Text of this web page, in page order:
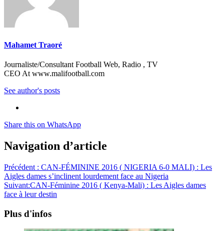
Mahamet Traoré
Journaliste/Consultant Football Web, Radio , TV
CEO At www.malifootball.com
See author's posts
Share this on WhatsApp
Navigation d’article
Précédent : CAN-FÉMININE 2016 ( NIGERIA 6-0 MALI) : Les
Aigles dames s’inclinent lourdement face au Nigeria
Suivant:CAN-Féminine 2016 ( Kenya-Mali) : Les Aigles dames
face à leur destin
Plus d'infos